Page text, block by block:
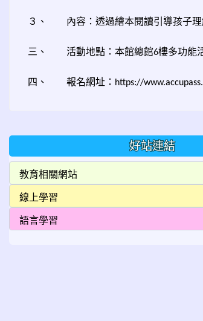
３、 內容：透過繪本閱讀引導孩子
三、 活動地點：本館總館6樓多功能
四、 報名網址： https://
好站連結